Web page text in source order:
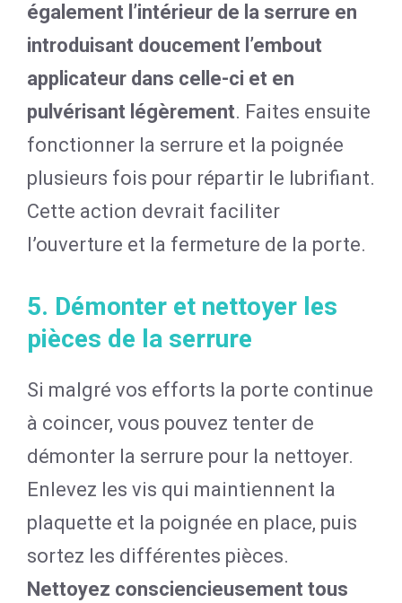
également l’intérieur de la serrure en
introduisant doucement l’embout
applicateur dans celle-ci et en
pulvérisant légèrement. Faites ensuite
fonctionner la serrure et la poignée
plusieurs fois pour répartir le lubrifiant.
Cette action devrait faciliter
l’ouverture et la fermeture de la porte.
5. Démonter et nettoyer les
pièces de la serrure
Si malgré vos efforts la porte continue
à coincer, vous pouvez tenter de
démonter la serrure pour la nettoyer.
Enlevez les vis qui maintiennent la
plaquette et la poignée en place, puis
sortez les différentes pièces.
Nettoyez consciencieusement tous